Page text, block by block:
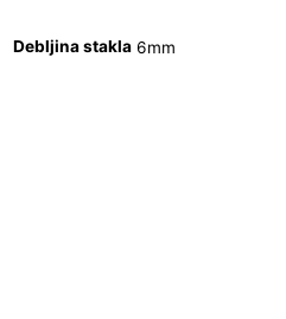
Debljina stakla 6mm